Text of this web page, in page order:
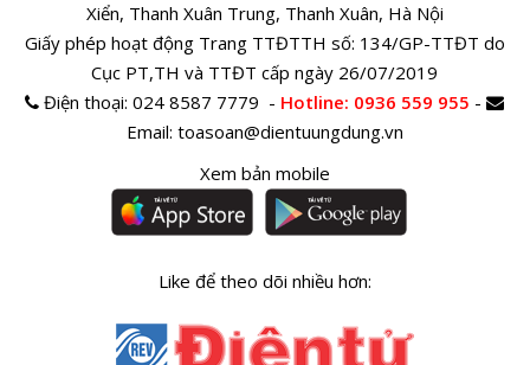
Xiển, Thanh Xuân Trung, Thanh Xuân, Hà Nội
Giấy phép hoạt động Trang TTĐTTH số: 134/GP-TTĐT do
Cục PT,TH và TTĐT cấp ngày 26/07/2019
Điện thoại:024 8587 7779 - Hotline: 0936 559 955 -
Email: toasoan@dientuungdung.vn
Xem bản mobile
Like để theo dõi nhiều hơn: